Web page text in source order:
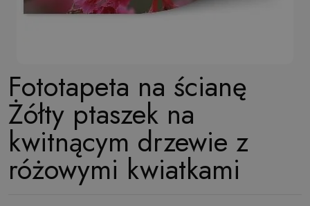
Fototapeta na ścianę
Żółty ptaszek na
kwitnącym drzewie z
różowymi kwiatkami